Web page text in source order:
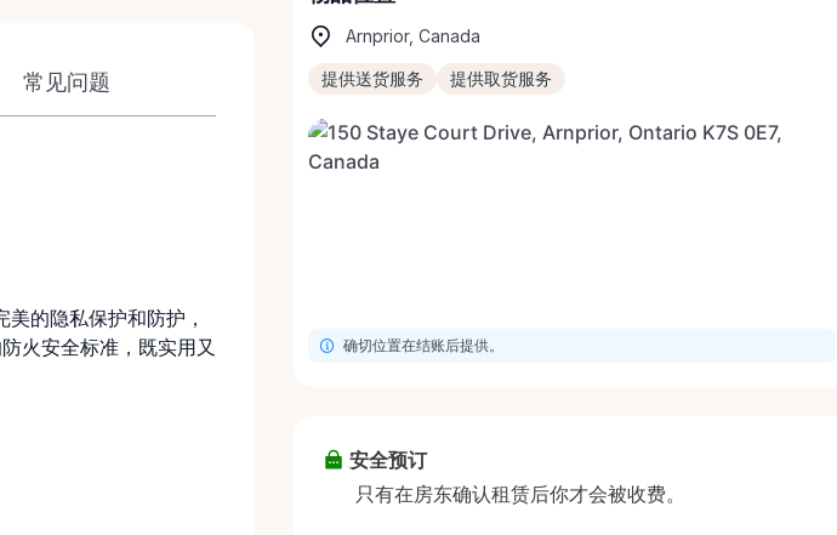
常见问题
的隐私保护和防护，
火安全标准，既实用又
Arnprior, Canada
提供送货服务 提供取货服务
确切位置在结账后提供。
安全预订
只有在房东确认租赁后你才会被收费。